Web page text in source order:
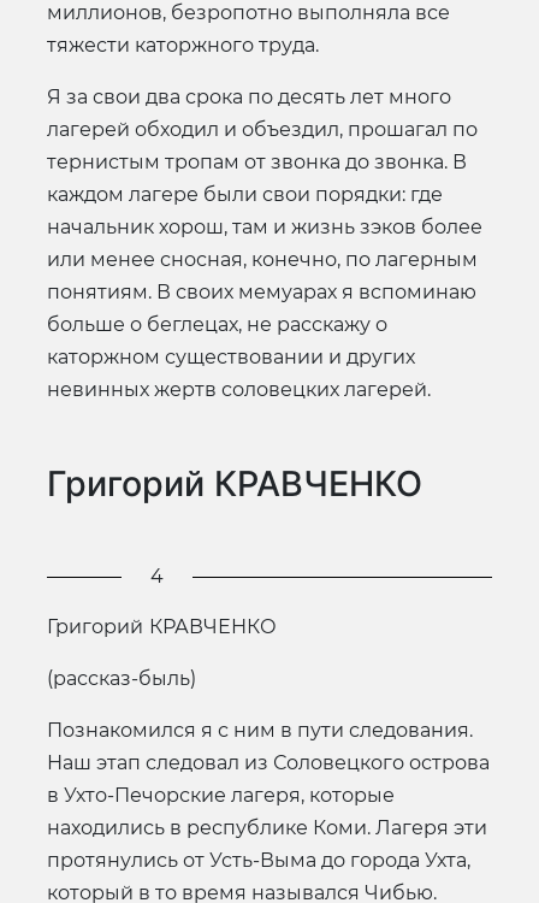
миллионов, безропотно выполняла все
тяжести каторжного труда.
Я за свои два срока по десять лет много
лагерей обходил и объездил, прошагал по
тернистым тропам от звонка до звонка. В
каждом лагере были свои порядки: где
начальник хорош, там и жизнь зэков более
или менее сносная, конечно, по лагерным
понятиям. В своих мемуарах я вспоминаю
больше о беглецах, не расскажу о
каторжном существовании и других
невинных жертв соловецких лагерей.
Григорий КРАВЧЕНКО
4
Григорий КРАВЧЕНКО
(рассказ-быль)
Познакомился я с ним в пути следования.
Наш этап следовал из Соловецкого острова
в Ухто-Печорские лагеря, которые
находились в республике Коми. Лагеря эти
протянулись от Усть-Выма до города Ухта,
который в то время назывался Чибью.